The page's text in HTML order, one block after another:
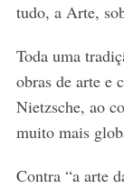
tudo, a Arte,
Toda uma
obras de arte e
Nietzsche, ao
muito mais
Contra “a arte